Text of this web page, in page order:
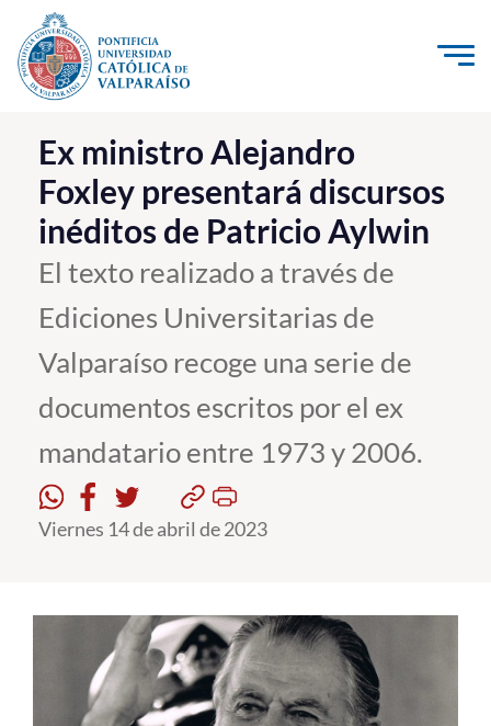
Click acá para ir directamente al contenido
La Universidad
Investigación, Creación e Innovación
PUCV Internacional
Vinculación con el Medio
Admisión
Pregrado
Formación Continua
Funcionarios
Ex ministro Alejandro
Foxley presentará discursos
inéditos de Patricio Aylwin
El texto realizado a través de
Ediciones Universitarias de
Valparaíso recoge una serie de
documentos escritos por el ex
mandatario entre 1973 y 2006.
Viernes 14 de abril de 2023